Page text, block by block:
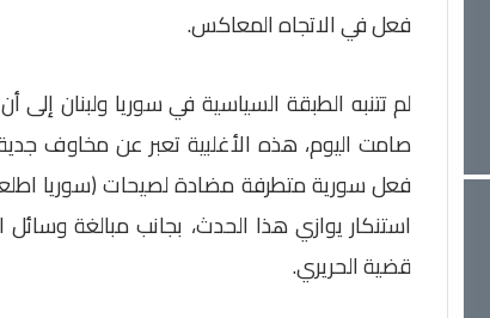
فعل في الاتجاه المعاكس.
لم تتنبه الطبقة السياسية في سوريا ولبنان إلى
صامت اليوم، هذه الأغلبية تعبر عن مخاوف
فعل سورية متطرفة مضادة لصيحات (سوريا
استنكار يوازي هذا الحدث، بجانب مبالغة
قضية الحريري.